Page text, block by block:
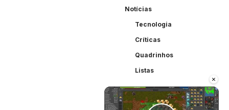
×
Notícias
Tecnologia
Críticas
Quadrinhos
Listas